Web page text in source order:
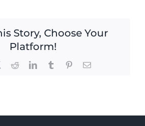
Story, Choose Your
Platform!
RedditLinkedInTumblr PinterestEmail